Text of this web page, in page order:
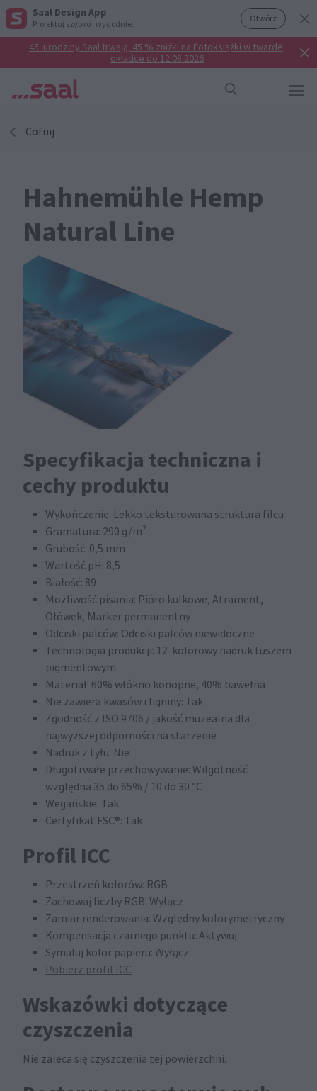
Saal Design App
Projektuj szybko i wygodnie. Otwórz
45. urodziny Saal trwają: 45 % zniżki na Fotoksiążki w twardej
okładce do 12.08.2026
Cofnij
Hahnemühle Hemp
Natural Line
Specyfikacja techniczna i
cechy produktu
Wykończenie: Lekko teksturowana struktura filcu
Gramatura: 290 g/m²
Grubość: 0,5 mm
Wartość pH: 8,5
Białość: 89
Możliwość pisania: Pióro kulkowe, Atrament,
Ołówek, Marker permanentny
Odciski palców: Odciski palców niewidoczne
Technologia produkcji: 12-kolorowy nadruk tuszem
pigmentowym
Materiał: 60% włókno konopne, 40% bawełna
Nie zawiera kwasów i ligniny: Tak
Zgodność z ISO 9706 / jakość muzealna dla
najwyższej odporności na starzenie
Nadruk z tyłu: Nie
Długotrwałe przechowywanie: Wilgotność
względna 35 do 65% / 10 do 30 °C
Wegańskie: Tak
Certyfikat FSC®: Tak
Profil ICC
Przestrzeń kolorów: RGB
Zachowaj liczby RGB: Wyłącz
Zamiar renderowania: Względny kolorymetryczny
Kompensacja czarnego punktu: Aktywuj
Symuluj kolor papieru: Wyłącz
Pobierz profil ICC
Wskazówki dotyczące
czyszczenia
Nie zaleca się czyszczenia tej powierzchni.